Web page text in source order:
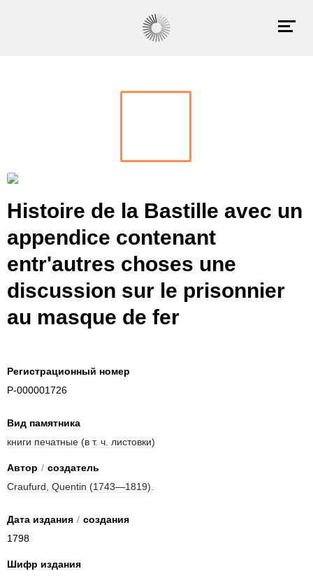
Histoire de la Bastille avec un
appendice contenant
entr'autres choses une
discussion sur le prisonnier
au masque de fer
Регистрационный номер
P-000001726
Вид памятника
книги печатные (в т. ч. листовки)
Автор / создатель
Craufurd, Quentin (1743—1819).
Дата издания / создания
1798
Шифр издания